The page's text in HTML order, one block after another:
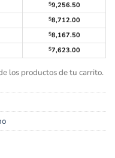
$9,256.50
$8,712.00
$8,167.50
$7,623.00
los productos de tu carrito.